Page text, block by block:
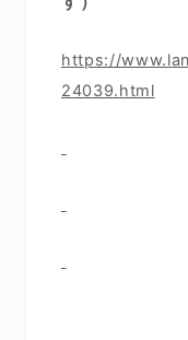
https://
24039.html